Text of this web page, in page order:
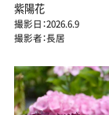
紫陽花
撮影日：2026.6.9
撮影者：長居